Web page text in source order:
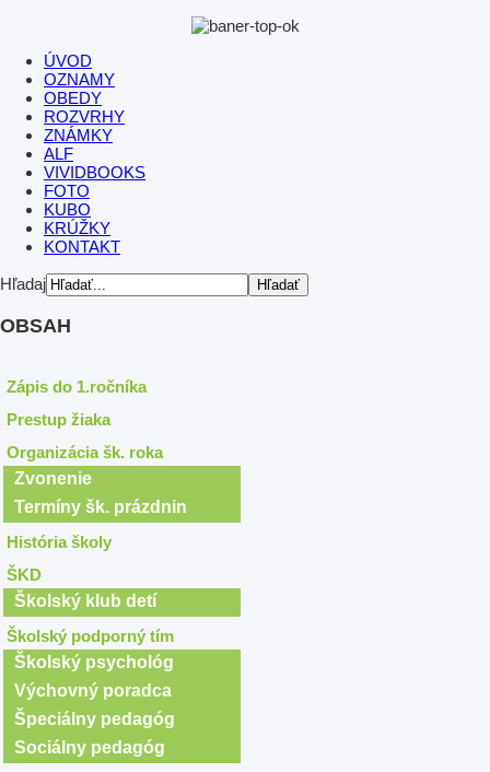
ÚVOD
OZNAMY
OBEDY
ROZVRHY
ZNÁMKY
ALF
VIVIDBOOKS
FOTO
KUBO
KRÚŽKY
KONTAKT
Hľadaj
OBSAH
Zápis do 1.ročníka
Prestup žiaka
Organizácia šk. roka
Zvonenie
Termíny šk. prázdnin
História školy
ŠKD
Školský klub detí
Školský podporný tím
Školský psychológ
Výchovný poradca
Špeciálny pedagóg
Sociálny pedagóg